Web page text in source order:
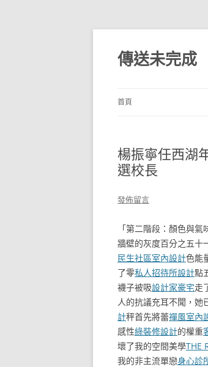
跳
主
要
內
傳送未完成
首頁
楊振寧任西湖
選校長
發佈留言
「第二階段：顏色與氣
牆壁的灰度百分之五十
民生社區室內設計色能
了零私人招待所設計點
襪子被吸設計家豪宅走
人的抗議充耳不聞，她
計秤首先將蕾禪風室內
感性綠裝修設計的權重
壞了我的空間美學THE
我的非主流單戀身心診